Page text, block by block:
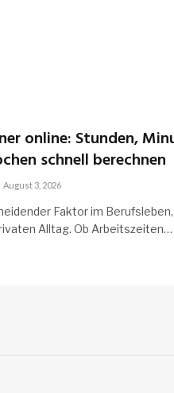
online: Stunden,
schnell berechnen
August 3, 2026
Faktor im Berufsleben,
Alltag. Ob Arbeitszeiten…